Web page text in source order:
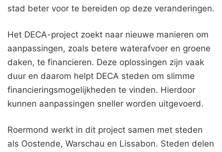
stad beter voor te bereiden op deze veranderingen.
Het DECA-project zoekt naar nieuwe manieren om
aanpassingen, zoals betere waterafvoer en groene
daken, te financieren. Deze oplossingen zijn vaak
duur en daarom helpt DECA steden om slimme
financieringsmogelijkheden te vinden. Hierdoor
kunnen aanpassingen sneller worden uitgevoerd.
Roermond werkt in dit project samen met steden
als Oostende, Warschau en Lissabon. Steden delen